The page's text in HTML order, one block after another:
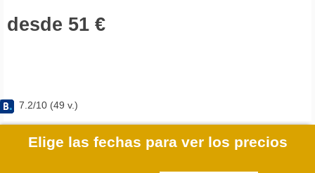
desde 51 €
7.2/10 (49 v.)
Elige las fechas para ver los precios